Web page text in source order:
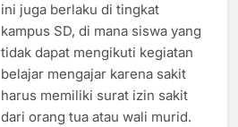
ini juga berlaku di tingkat
kampus SD, di mana siswa yang
tidak dapat mengikuti kegiatan
belajar mengajar karena sakit
harus memiliki surat izin sakit
dari orang tua atau wali murid.